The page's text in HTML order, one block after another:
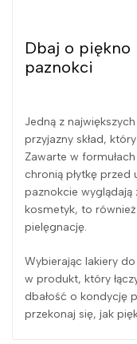
Dbaj o
paznokci
Jedną z
przyjazny skład,
Zawarte w
chronią płytkę przed
paznokcie
kosmetyk, to
pielęgnację.
Wybierając lakiery
w produkt, który
dbałość o kondycję
przekonaj się, jak